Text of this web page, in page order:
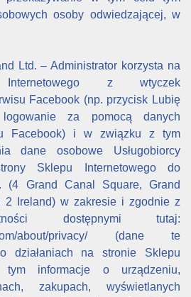
osoby odwiedzającej, w
Ltd. – Administrator korzysta na
z wtyczek
Facebook (np. przycisk Lubię
za pomocą danych
Facebook) i w związku z tym
dane osobowe Usługobiorcy
Sklepu Internetowego do
(4 Grand Canal Square, Grand
2 Ireland) w zakresie i zgodnie z
dostępnymi tutaj:
about/privacy/ (dane te
działaniach na stronie Sklepu
informacje o urządzeniu,
zakupach, wyświetlanych